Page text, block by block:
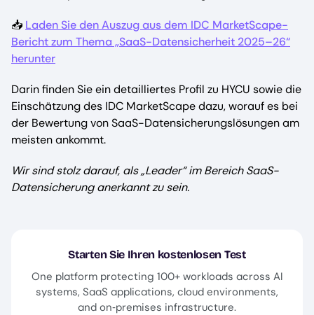
📥 Laden Sie den Auszug aus dem IDC MarketScape-
Bericht zum Thema „SaaS-Datensicherheit 2025–26“
herunter
Darin finden Sie ein detailliertes Profil zu HYCU sowie die
Einschätzung des IDC MarketScape dazu, worauf es bei
der Bewertung von SaaS-Datensicherungslösungen am
meisten ankommt.
Wir sind stolz darauf, als „Leader“ im Bereich SaaS-
Datensicherung anerkannt zu sein.
Starten Sie Ihren kostenlosen Test
One platform protecting 100+ workloads across AI
systems, SaaS applications, cloud environments,
and on‑premises infrastructure.